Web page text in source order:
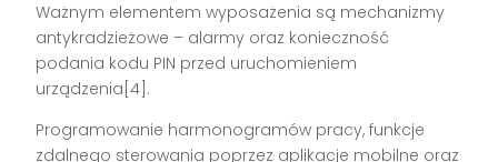
Ważnym elementem wyposażenia są mechanizmy
antykradzieżowe – alarmy oraz konieczność
podania kodu PIN przed uruchomieniem
urządzenia[4].
Programowanie harmonogramów pracy, funkcje
zdalnego sterowania poprzez aplikacje mobilne oraz